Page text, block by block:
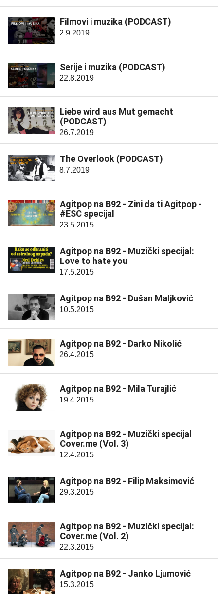
Filmovi i muzika (PODCAST)
2.9.2019
Serije i muzika (PODCAST)
22.8.2019
Liebe wird aus Mut gemacht
(PODCAST)
26.7.2019
The Overlook (PODCAST)
8.7.2019
Agitpop na B92 - Zini da ti Agitpop -
#ESC specijal
23.5.2015
Agitpop na B92 - Muzički specijal:
Love to hate you
17.5.2015
Agitpop na B92 - Dušan Maljković
10.5.2015
Agitpop na B92 - Darko Nikolić
26.4.2015
Agitpop na B92 - Mila Turajlić
19.4.2015
Agitpop na B92 - Muzički specijal
Cover.me (Vol. 3)
12.4.2015
Agitpop na B92 - Filip Maksimović
29.3.2015
Agitpop na B92 - Muzički specijal:
Cover.me (Vol. 2)
22.3.2015
Agitpop na B92 - Janko Ljumović
15.3.2015